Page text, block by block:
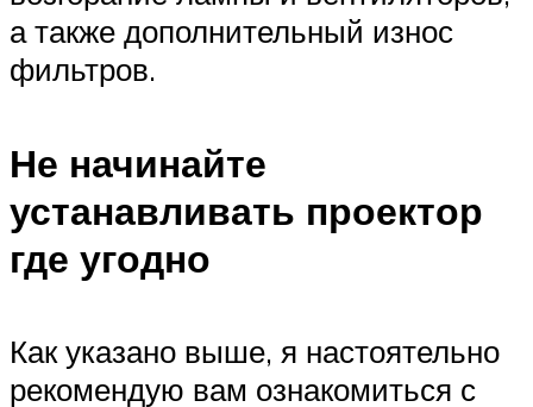
а также дополнительный износ
фильтров.
Не начинайте
устанавливать проектор
где угодно
Как указано выше, я настоятельно
рекомендую вам ознакомиться с